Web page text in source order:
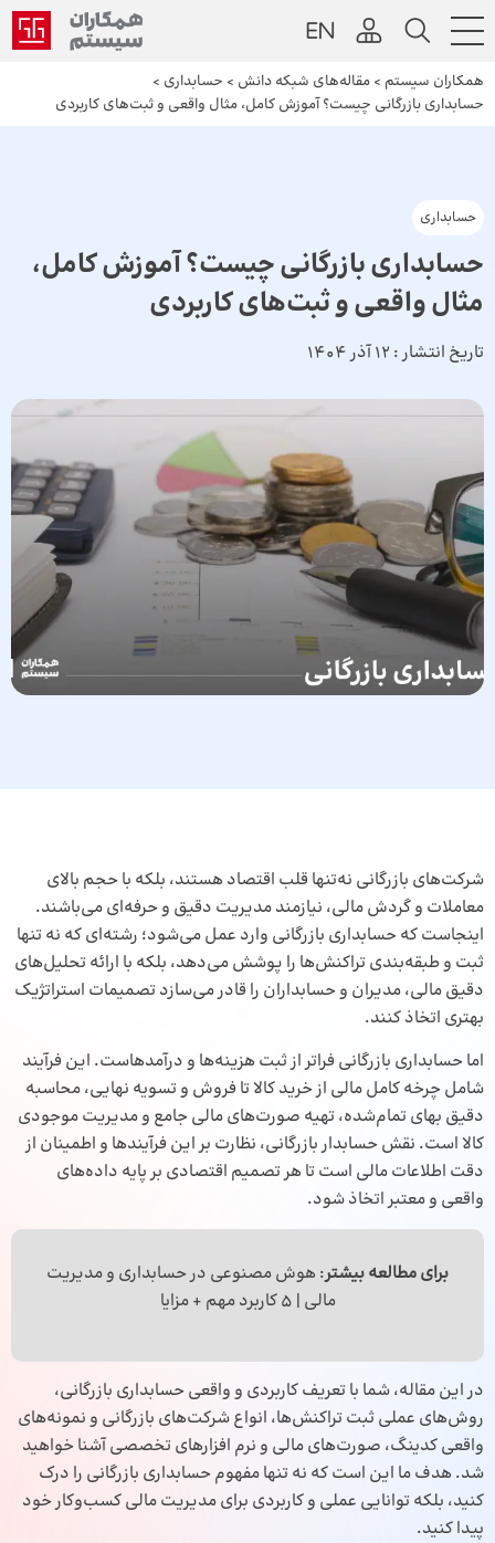
همکاران سیستم > مقاله‌های شبکه دانش > حسابداری >
حسابداری بازرگانی چیست؟ آموزش کامل، مثال واقعی و ثبت‌های کاربردی
حسابداری
حسابداری بازرگانی چیست؟ آموزش کامل،
مثال واقعی و ثبت‌های کاربردی
تاریخ انتشار : 12 آذر 1404
شرکت‌های بازرگانی نه‌تنها قلب اقتصاد هستند، بلکه با حجم بالای
معاملات و گردش مالی، نیازمند مدیریت دقیق و حرفه‌ای می‌باشند.
اینجاست که حسابداری بازرگانی وارد عمل می‌شود؛ رشته‌ای که نه تنها
ثبت و طبقه‌بندی تراکنش‌ها را پوشش می‌دهد، بلکه با ارائه تحلیل‌های
دقیق مالی، مدیران و حسابداران را قادر می‌سازد تصمیمات استراتژیک
بهتری اتخاذ کنند.
اما حسابداری بازرگانی فراتر از ثبت هزینه‌ها و درآمدهاست. این فرآیند
شامل چرخه کامل مالی از خرید کالا تا فروش و تسویه نهایی، محاسبه
دقیق بهای تمام‌شده، تهیه صورت‌های مالی جامع و مدیریت موجودی
کالا است. نقش حسابدار بازرگانی، نظارت بر این فرآیندها و اطمینان از
دقت اطلاعات مالی است تا هر تصمیم اقتصادی بر پایه داده‌های
واقعی و معتبر اتخاذ شود.
برای مطالعه بیشتر: هوش مصنوعی در حسابداری و مدیریت
مالی | 5 کاربرد مهم + مزایا
در این مقاله، شما با تعریف کاربردی و واقعی حسابداری بازرگانی،
روش‌های عملی ثبت تراکنش‌ها، انواع شرکت‌های بازرگانی و نمونه‌های
واقعی کدینگ، صورت‌های مالی و نرم افزارهای تخصصی آشنا خواهید
شد. هدف ما این است که نه تنها مفهوم حسابداری بازرگانی را درک
کنید، بلکه توانایی عملی و کاربردی برایمدیریت مالیکسب‌وکار خود
پیدا کنید.